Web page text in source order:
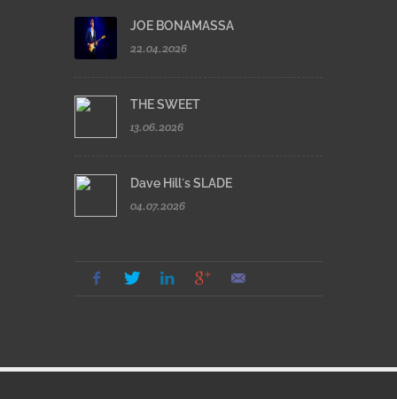
JOE BONAMASSA
22.04.2026
THE SWEET
13.06.2026
Dave Hill´s SLADE
04.07.2026